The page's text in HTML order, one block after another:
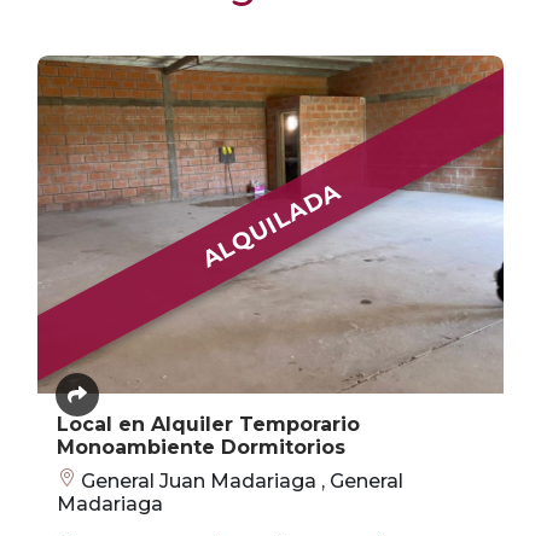
ALQUILADA
Local en Alquiler Temporario
Monoambiente Dormitorios
General Juan Madariaga , General
Madariaga